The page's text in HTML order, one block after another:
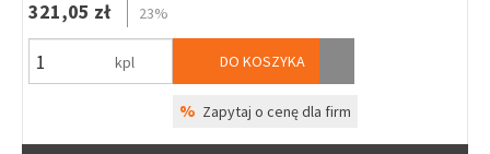
321,05 zł
23%
kpl DO KOSZYKA
% Zapytaj o cenę dla firm